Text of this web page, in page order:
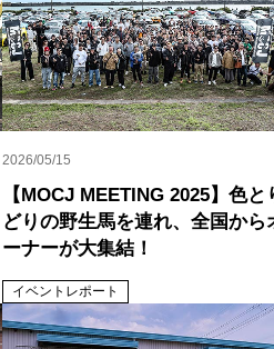
2026/05/15
【MOCJ MEETING 2025】色と
どりの野生馬を連れ、全国から
ーナーが大集結！
イベントレポート